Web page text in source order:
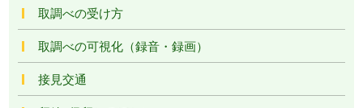
取調べの受け方
取調べの可視化（録音・録画）
接見交通